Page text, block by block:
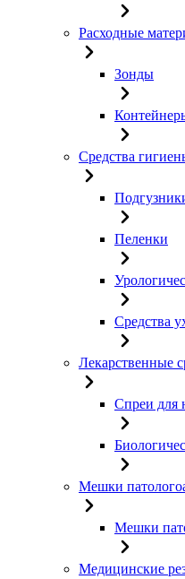
Расходные
Зонды
Средства
Пеленки
Средства
Лекарственные
Спреи для
Мешки
Мешки
Медицинские